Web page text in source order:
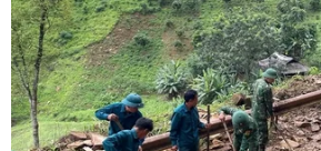
mà nhu cầu nhà ở vẫn cao.